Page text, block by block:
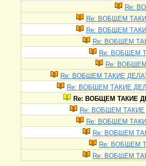
Re:
Re: ВОБЩЕМ
Re: ВОБЩЕМ
Re: ВОБЩЕМ
Re: ВОБЩЕМ
Re:
Re: ВОБЩЕМ ТАКИЕ
Re: ВОБЩЕМ ТАКИЕ
Re: ВОБЩЕМ ТАКИЕ
Re: ВОБЩЕМ ТАКИЕ
Re: ВОБЩЕМ
Re: ВОБЩЕМ
Re: ВОБЩЕМ
Re: ВОБЩЕМ